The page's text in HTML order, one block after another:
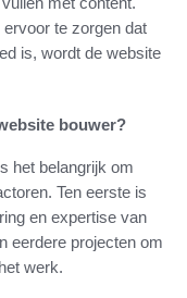
te zorgen dat
is, wordt de website
bouwer?
het belangrijk om
Ten eerste is
en expertise van
eerdere projecten om
werk.